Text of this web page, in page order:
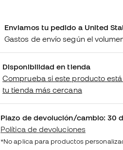
Enviamos tu pedido a United
Gastos de envío según el
Disponibilidad en tienda
Comprueba si este producto
tu tienda más cercana
Plazo de devolución/cambio: 30
Política de devoluciones
*No aplica para productos